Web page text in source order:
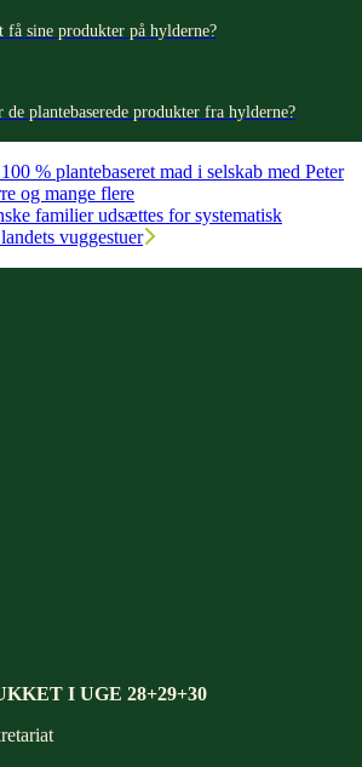
sine produkter på hylderne?
plantebaserede produkter fra hylderne?
100 % plantebaseret mad i selskab med Peter
og mange flere
familier udsættes for systematisk
vuggestuer
I UGE 28+29+30